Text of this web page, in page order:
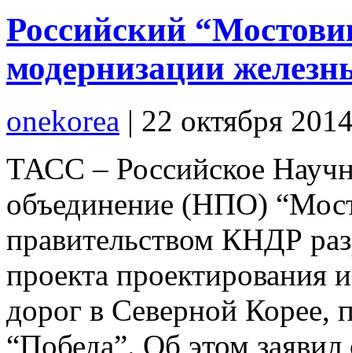
Российский
модернизации
onekorea | 22 октября
ТАСС – Российское
объединение (НПО)
правительством КНДР
проекта проектирования
дорог в Северной Корее,
“Победа”. Об этом